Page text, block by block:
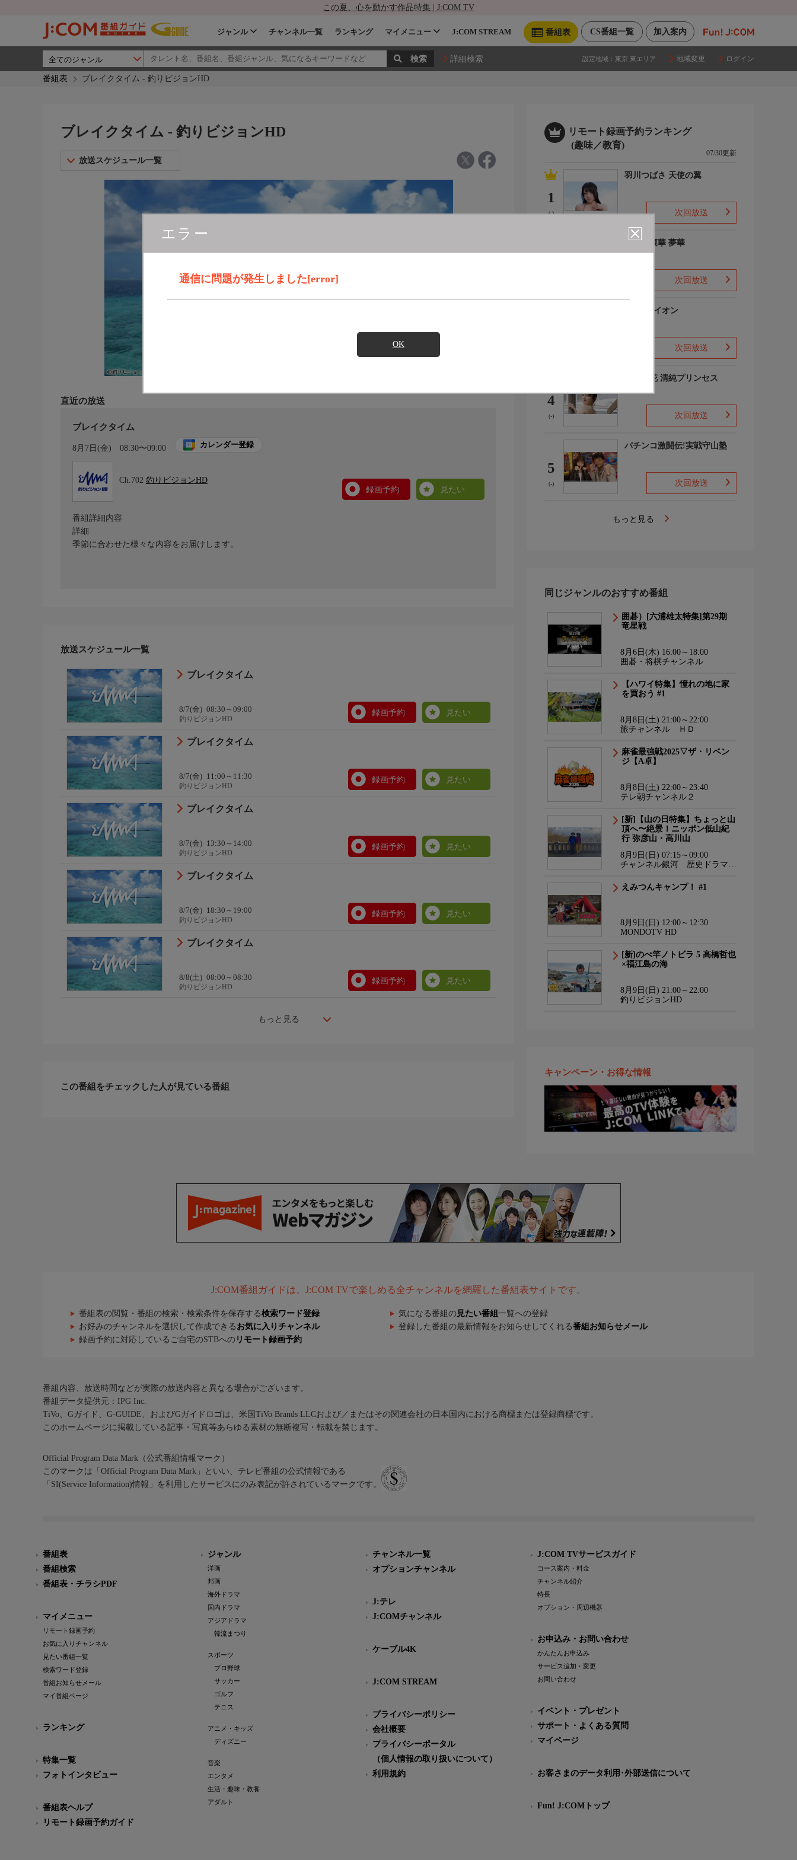
この夏、心を動かす作品特集 | J:COM TV
加入案内
CS番組一覧
番組表
ジャンル チャンネル一覧 ランキング マイメニュー J:COM STREAM
詳細検索 設定地域： 東京 東エリア 地域変更 ログイン
番組表 ブレイクタイム - 釣りビジョンHD
エラー
通信に問題が発生しました[error]
OK
ブレイクタイム - 釣りビジョンHD
放送スケジュール一覧
直近の放送
ブレイクタイム
8月7日(金) 08:30〜09:00 カレンダー登録
Ch.702 釣りビジョンHD
録画予約
見たい
番組詳細内容
詳細
季節に合わせた様々な内容をお届けします。
放送スケジュール一覧
ブレイクタイム
8/7(金) 08:30～09:00
釣りビジョンHD
録画予約 見たい
ブレイクタイム
8/7(金) 11:00～11:30
釣りビジョンHD
録画予約 見たい
ブレイクタイム
8/7(金) 13:30～14:00
釣りビジョンHD
録画予約 見たい
ブレイクタイム
8/7(金) 18:30～19:00
釣りビジョンHD
録画予約 見たい
ブレイクタイム
8/8(土) 08:00～08:30
釣りビジョンHD
録画予約 見たい
もっと見る
この番組をチェックした人が見ている番組
リモート録画予約ランキング
(趣味／教育)
07/30更新
1
(-)
羽川つばさ 天使の翼
次回放送
ゆめの凛華 夢華
次回放送
3月のライオン
次回放送
4
(-)
吉田優花 清純プリンセス
次回放送
5
(-)
パチンコ激闘伝!実戦守山塾
次回放送
もっと見る
同じジャンルのおすすめ番組
囲碁）[六浦雄太特集]第29期
竜星戦
8月6日(木) 16:00～18:00
囲碁・将棋チャンネル
【ハワイ特集】憧れの地に家
を買おう #1
8月8日(土) 21:00～22:00
旅チャンネル ＨＤ
麻雀最強戦2025▽ザ・リベン
ジ【A卓】
8月8日(土) 22:00～23:40
テレ朝チャンネル２
[新]【山の日特集】ちょっと山
頂へ〜絶景！ニッポン低山紀
行 弥彦山・高川山
8月9日(日) 07:15～09:00
チャンネル銀河 歴史ドラマ・
えみつんキャンプ！ #1
8月9日(日) 12:00～12:30
MONDOTV HD
[新]のべ竿ノトビラ 5 高橋哲也
×福江島の海
8月9日(日) 21:00～22:00
釣りビジョンHD
キャンペーン・お得な情報
J:COM番組ガイドは、J:COM TVで楽しめる全チャンネルを網羅した番組表サイトです。
番組表の閲覧・番組の検索・検索条件を保存する検索ワード登録 気になる番組の 見たい番組 一覧への登録
お好みのチャンネルを選択して作成できる お気に入りチャンネル 登録した番組の最新情報をお知らせしてくれる番組お知らせメール
録画予約に対応しているご自宅のSTBへの リモート録画予約
番組内容、放送時間などが実際の放送内容と異なる場合がございます。
番組データ提供元：IPG Inc.
TiVo、Gガイド、G-GUIDE、およびGガイドロゴは、米国TiVo Brands LLCおよび／またはその関連会社の日本国内における商標または登録商標です。
このホームページに掲載している記事・写真等あらゆる素材の無断複写・転載を禁じます。
Official Program Data Mark（公式番組情報マーク）
このマークは「Official Program Data Mark」といい、テレビ番組の公式情報である
「SI(Service Information)情報」を利用したサービスにのみ表記が許されているマークです。
番組表
番組検索
番組表・チラシPDF
マイメニュー
リモート録画予約
お気に入りチャンネル
見たい番組一覧
検索ワード登録
番組お知らせメール
マイ番組ページ
ランキング
特集一覧
フォトインタビュー
番組表ヘルプ
リモート録画予約ガイド
ジャンル
洋画
邦画
海外ドラマ
国内ドラマ
アジアドラマ
韓流まつり
スポーツ
プロ野球
サッカー
ゴルフ
テニス
アニメ・キッズ
ディズニー
音楽
エンタメ
生活・趣味・教養
アダルト
チャンネル一覧
オプションチャンネル
J:テレ
J:COMチャンネル
ケーブル4K
J:COM STREAM
プライバシーポリシー
会社概要
プライバシーポータル
（個人情報の取り扱いについて）
利用規約
J:COM TVサービスガイド
コース案内・料金
チャンネル紹介
特長
オプション・周辺機器
お申込み・お問い合わせ
かんたんお申込み
サービス追加・変更
お問い合わせ
イベント・プレゼント
サポート・よくある質問
マイページ
お客さまのデータ利用･外部送信について
Fun! J:COMトップ